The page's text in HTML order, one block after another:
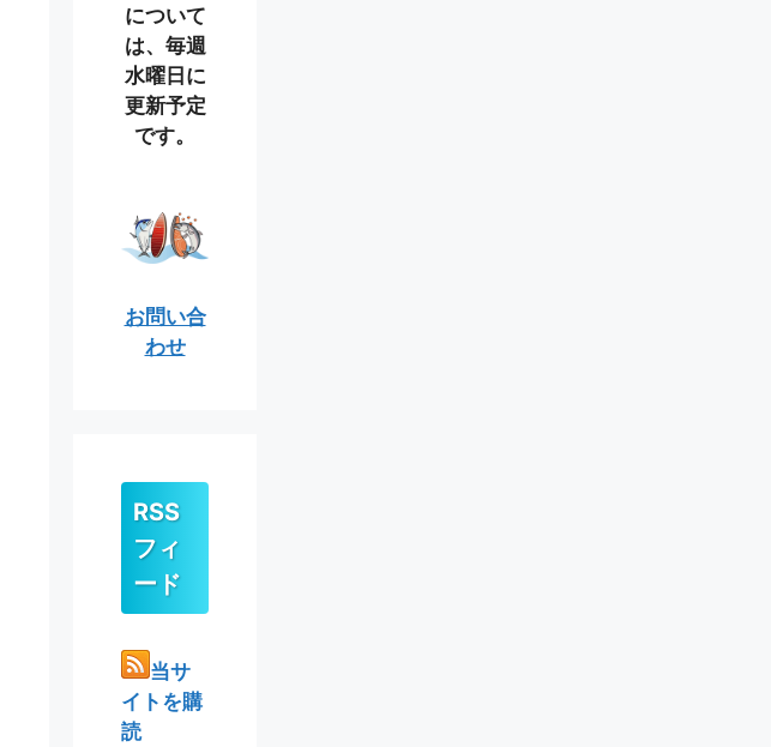
について
は、毎週
水曜日に
更新予定
です。
お問い合
わせ
RSS
フィ
ード
当サ
イトを購
読